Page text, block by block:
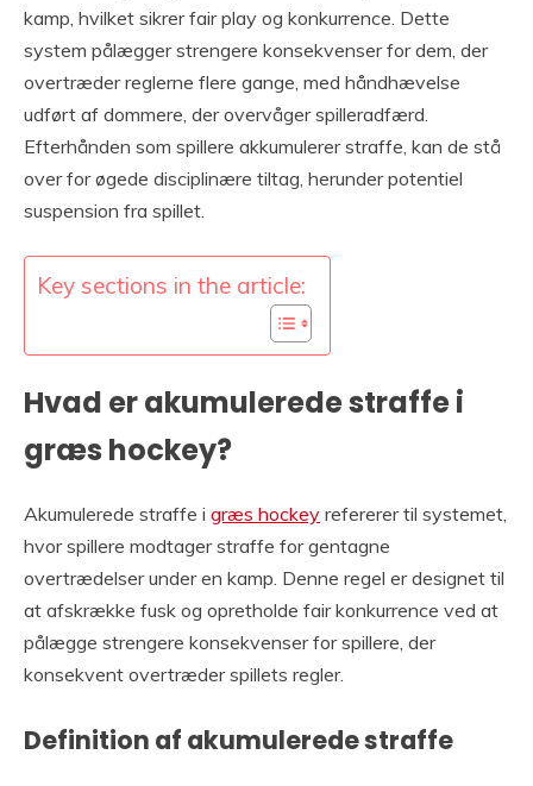
kamp, hvilket sikrer fair play og konkurrence. Dette
system pålægger strengere konsekvenser for dem, der
overtræder reglerne flere gange, med håndhævelse
udført af dommere, der overvåger spilleradfærd.
Efterhånden som spillere akkumulerer straffe, kan de stå
over for øgede disciplinære tiltag, herunder potentiel
suspension fra spillet.
Key sections in the article:
Hvad er akumulerede straffe i
græs hockey?
Akumulerede straffe i græs hockey refererer til systemet,
hvor spillere modtager straffe for gentagne
overtrædelser under en kamp. Denne regel er designet til
at afskrække fusk og opretholde fair konkurrence ved at
pålægge strengere konsekvenser for spillere, der
konsekvent overtræder spillets regler.
Definition af akumulerede straffe